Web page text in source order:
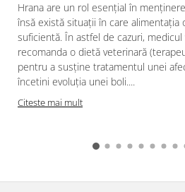
Hrana are un rol esențial în
însă există situații în care alimentația
suficientă. În astfel de cazuri,
recomanda o dietă veterinară
pentru a susține tratamentul unei
încetini evoluția unei boli....
Citeste mai mult